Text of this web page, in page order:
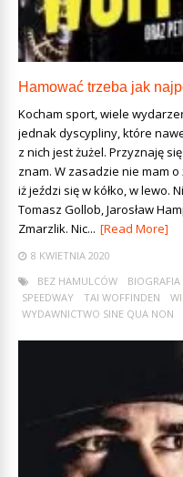
Hamować trzeba jak
Kocham sport, wiele
jednak dyscypliny, które
z nich jest żużel. Przyznaję
znam. W zasadzie nie mam
iż jeździ się w kółko, w lewo.
Tomasz Gollob, Jarosław
Zmarzlik. Nic... [Read More]
8 KWIETNIA 2020
BEZ HAMULCÓW
BIOGRAFIA
SPEEDWAY
TAI WOFFINDEN
WYDAWNICTWO SINE QUA NON